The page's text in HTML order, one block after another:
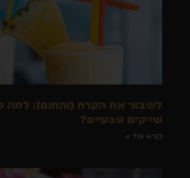
לשבור את הקרח (והחום): למה
שייקים טבעיים?
קרא עוד »